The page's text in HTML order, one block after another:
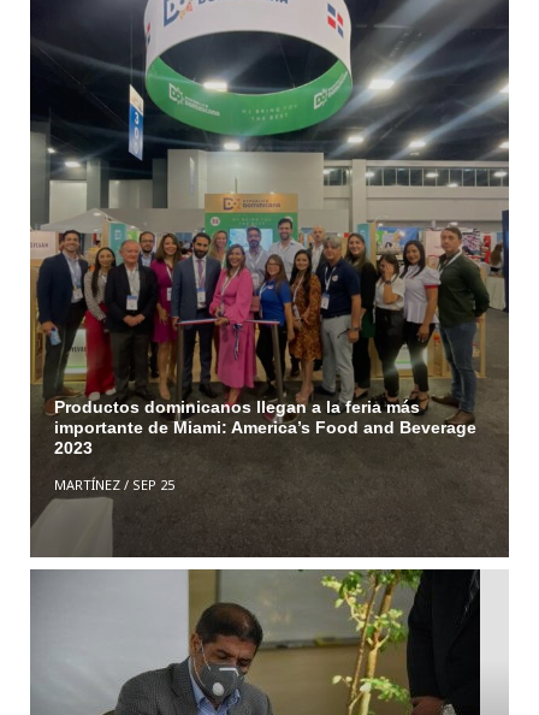
Productos dominicanos llegan a la feria más
importante de Miami: America’s Food and Beverage
2023
MARTÍNEZ/ SEP 25